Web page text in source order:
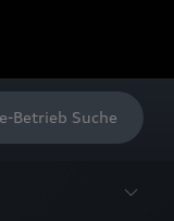
Betrieb Suche